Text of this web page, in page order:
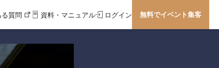
る質問 資料・マニュアル ログイン 無料でイベント集客